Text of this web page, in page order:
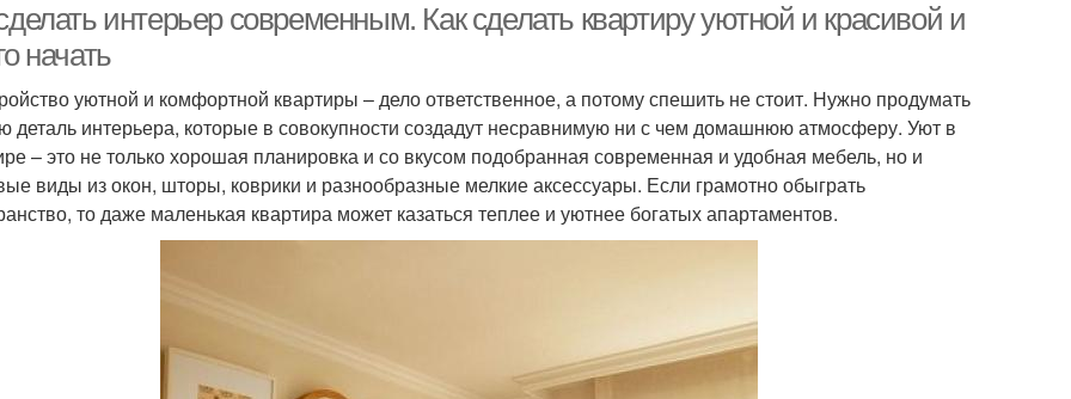
интерьер современным. Как сделать квартиру уютной и красивой и
начать
уютной и комфортной квартиры – дело ответственное, а потому спешить не стоит. Нужно продумать
деталь интерьера, которые в совокупности создадут несравнимую ни с чем домашнюю атмосферу. Уют в
– это не только хорошая планировка и со вкусом подобранная современная и удобная мебель, но и
виды из окон, шторы, коврики и разнообразные мелкие аксессуары. Если грамотно обыграть
то даже маленькая квартира может казаться теплее и уютнее богатых апартаментов.